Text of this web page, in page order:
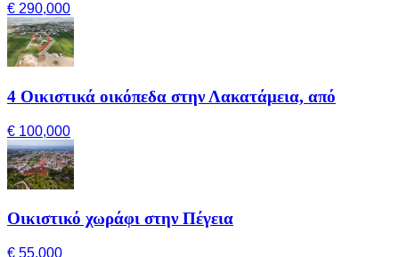
€ 290,000
4 Οικιστικά οικόπεδα στην Λακατάμεια, από
€ 100,000
Οικιστικό χωράφι στην Πέγεια
€ 55,000